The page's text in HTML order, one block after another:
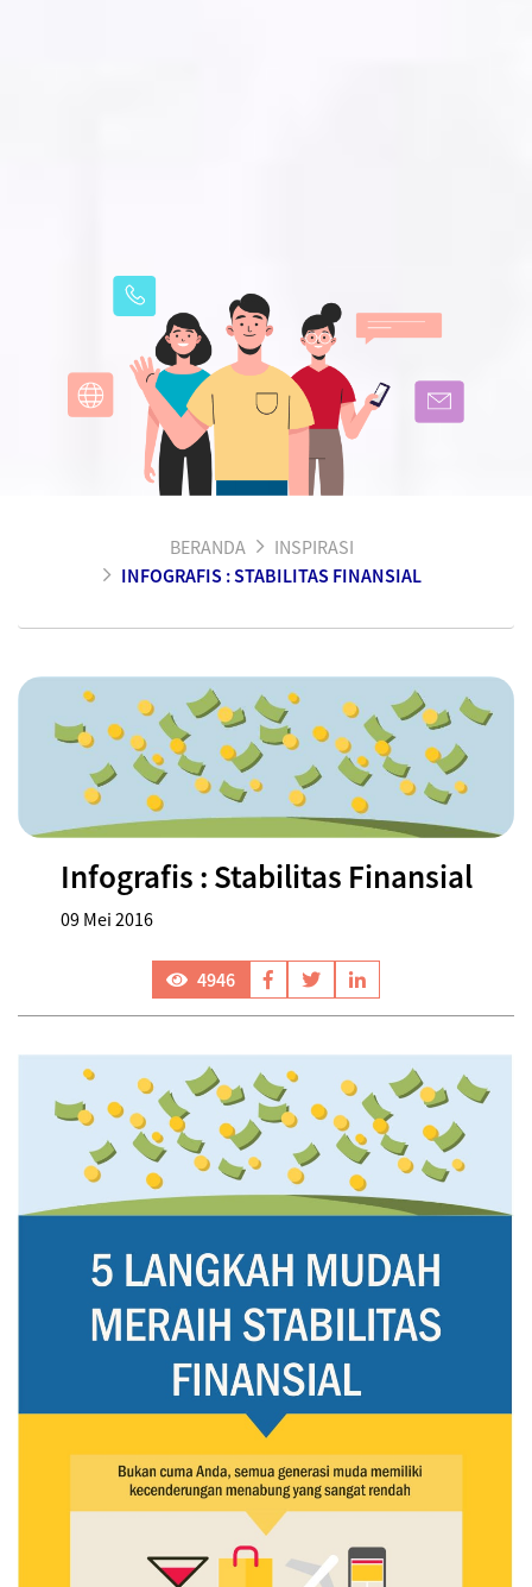
BERANDA
INSPIRASI
INFOGRAFIS : STABILITAS FINANSIAL
Infografis : Stabilitas Finansial
09 Mei 2016
4946